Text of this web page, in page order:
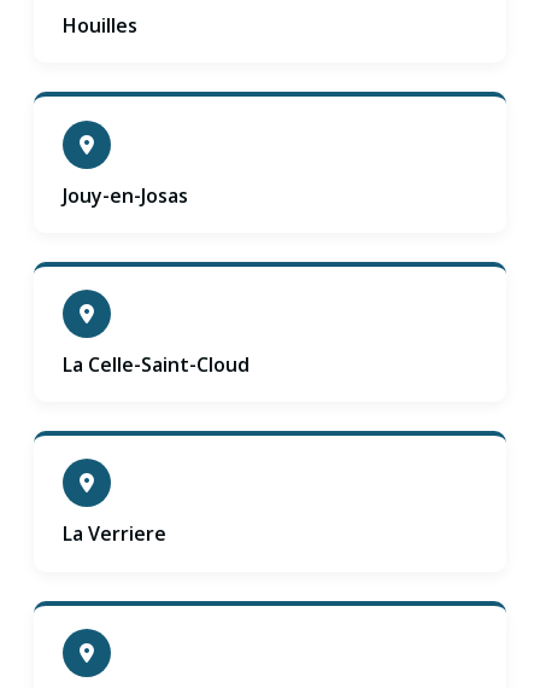
Houilles
Jouy-en-Josas
La Celle-Saint-Cloud
La Verriere